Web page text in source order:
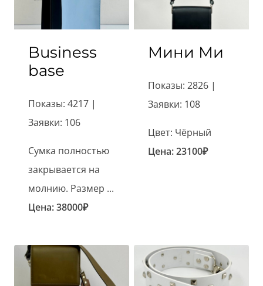
Business
base
Показы: 4217 |
Заявки: 106
Сумка полностью
закрывается на
молнию. Размер ...
Цена:38000₽
Мини Ми
Показы: 2826 |
Заявки: 108
Цвет: Чёрный
Цена:23100₽